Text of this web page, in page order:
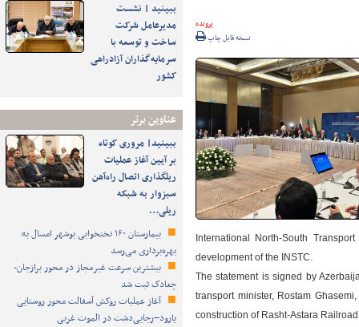
ببینید | نشست
مدیرعامل شرکت
ساخت و توسعه با
سرمایه‌گذاران آزادراهی
کشور
عناوین برتر
ببینید| مروری کوتاه
بر آیین آغاز عملیات
ریلگذاری اتصال راه‌آهن
سبزوار به شبکه
ریلی…
بیمارستان ۱۶۰ تختخوابی بوشهر امسال به
بهره‌برداری می‌رسد
بیشترین سرعت غیرمجاز در محور برازجان-
چغادک ثبت شد
آغاز عملیات روکش آسفالت محور روستایی
یارود–رجایی‌دشت در الموت غربی
پرونده
نسخه قابل چاپ
International North-South
development of the INSTC.
The statement is signed by
transport minister, Rostam
construction of Rasht-Astara